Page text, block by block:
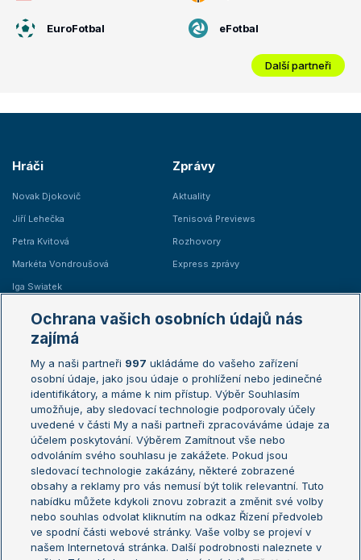
EuroFotbal eFotbal
Další partneři
Hráči
Novak Djokovič
Jiří Lehečka
Petra Kvitová
Markéta Vondroušová
Iga Swiatek
Zprávy
Aktuality
Tenisová Previews
Rozhovory
Express zprávy
Žebříčky
Žebříček ATP (muži)
Žebříček WTA (ženy)
Sázkařský žebříček
Australian Open
French Open
Wimbledon
US Open
Turnaj mistrů
Turnaj mistryň
Aktualní trendy
Fotbalové přestupy
Livesport Daily
Ochrana vašich osobních údajů nás
zajímá
My a naši partneři 997 ukládáme do vašeho zařízení
osobní údaje, jako jsou údaje o prohlížení nebo jedinečné
identifikátory, a máme k nim přístup. Výběr Souhlasím
umožňuje, aby sledovací technologie podporovaly účely
uvedené v části My a naši partneři zpracováváme údaje za
účelem poskytování. Výběrem Zamítnout vše nebo
odvoláním svého souhlasu je zakážete. Pokud jsou
sledovací technologie zakázány, některé zobrazené
obsahy a reklamy pro vás nemusí být tolik relevantní. Tuto
nabídku můžete kdykoli znovu zobrazit a změnit své volby
nebo souhlas odvolat kliknutím na odkaz Řízení předvoleb
ve spodní části webové stránky. Vaše volby se projeví v
našem Internetová stránka. Další podrobnosti naleznete v